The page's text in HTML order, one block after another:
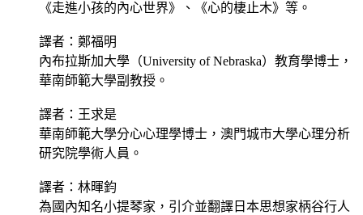
《走進小孩的內心世界》、《心的棲止木》等。
譯者：鄭福明
內布拉斯加大學（University of Nebraska）教育學博士，
華南師範大學副教授。
譯者：王求是
華南師範大學分心心理學博士，澳門城市大學心理分析
研究院學術人員。
譯者：林暉鈞
為國內知名小提琴家，引介並翻譯日本思想家柄谷行人